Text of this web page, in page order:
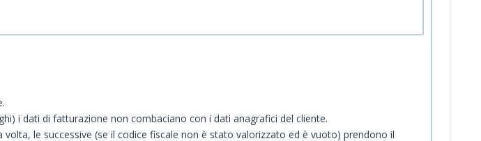
i dati di fatturazione non combaciano con i dati anagrafici del cliente.
le successive (se il codice fiscale non è stato valorizzato ed è vuoto) prendono il